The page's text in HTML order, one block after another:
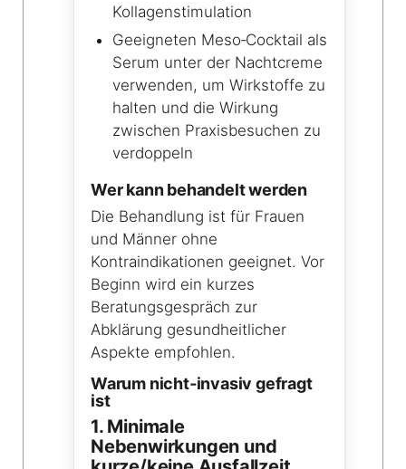
Kollagenstimulation
Geeigneten Meso‑Cocktail als
Serum unter der Nachtcreme
verwenden, um Wirkstoffe zu
halten und die Wirkung
zwischen Praxisbesuchen zu
verdoppeln
Wer kann behandelt werden
Die Behandlung ist für Frauen
und Männer ohne
Kontraindikationen geeignet. Vor
Beginn wird ein kurzes
Beratungsgespräch zur
Abklärung gesundheitlicher
Aspekte empfohlen.
Warum nicht‑invasiv gefragt
ist
1. Minimale
Nebenwirkungen und